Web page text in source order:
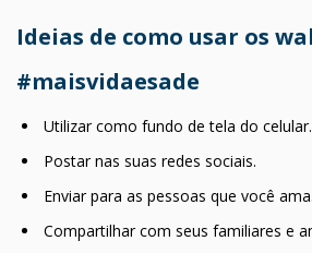
Ideias de como usar os
#maisvidaesade
Utilizar como fundo de tela do celular.
Postar nas suas redes sociais.
Enviar para as pessoas que você ama.
Compartilhar com seus familiares e